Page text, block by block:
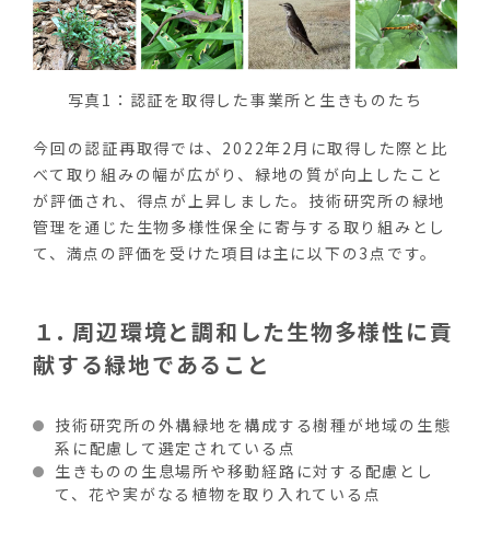
写真1：認証を取得した事業所と生きものたち
今回の認証再取得では、 2022年2 月に取得した際と比
べて取り組みの幅が広がり、緑地の質が向上したこと
が評価され、得点が上昇しました。技術研究所の緑地
管理を通じた生物多様性保全に寄与する取り組みとし
て、満点の評価を受けた項目は主に以下の 3 点です。
１ .周辺環境と調和した生物多様性に貢
献する緑地であること
技術研究所の外構緑地を構成する樹種が地域の生態
系に配慮して選定されている点
生きものの生息場所や移動経路に対する配慮とし
て、花や実がなる植物を取り入れている点